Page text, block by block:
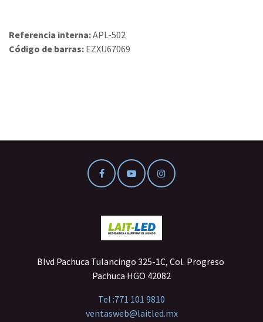
Referencia interna:APL-502
Código de barras: EZXU67069
Blvd Pachuca Tulancingo 325-1C, Col. Progreso
Pachuca HGO 42082
Tel :771 101 9810
ventasweb@laitled.mx